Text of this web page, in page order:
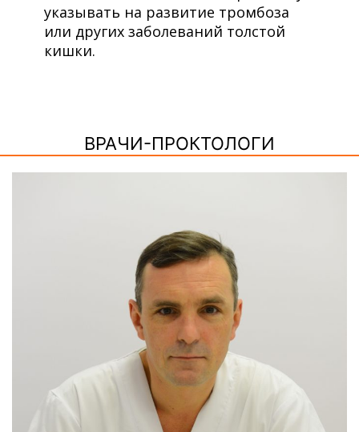
указывать на развитие тромбоза
или других заболеваний толстой
кишки.
ВРАЧИ-ПРОКТОЛОГИ